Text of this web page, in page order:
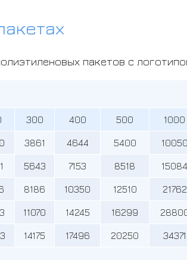
пакетов с
300 400 500 1000
3861 4644 5400 10050
5643 7153 8518 15084
8186 10350 12510 21762
11070 14245 16299
14175 17496 20250 34371